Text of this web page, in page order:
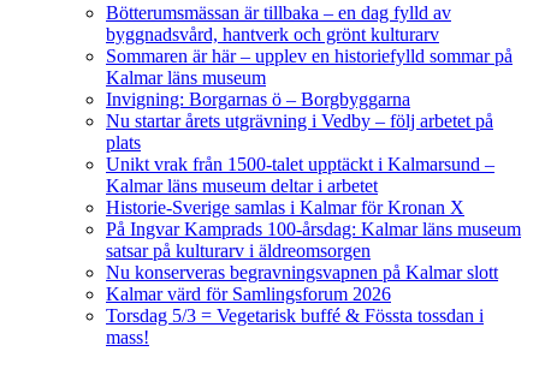
Bötterumsmässan är tillbaka – en dag fylld av
byggnadsvård, hantverk och grönt kulturarv
Sommaren är här – upplev en historiefylld sommar på
Kalmar läns museum
Invigning: Borgarnas ö – Borgbyggarna
Nu startar årets utgrävning i Vedby – följ arbetet på
plats
Unikt vrak från 1500-talet upptäckt i Kalmarsund –
Kalmar läns museum deltar i arbetet
Historie-Sverige samlas i Kalmar för Kronan X
På Ingvar Kamprads 100-årsdag: Kalmar läns museum
satsar på kulturarv i äldreomsorgen
Nu konserveras begravningsvapnen på Kalmar slott
Kalmar värd för Samlingsforum 2026
Torsdag 5/3 = Vegetarisk buffé & Fössta tossdan i
mass!